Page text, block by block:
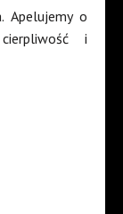
Apelujemy o
i